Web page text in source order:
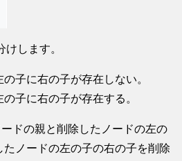
します。
子に右の子が存在しない。
子に右の子が存在する。
ドの親と削除したノードの左の
ノードの左の子の右の子を削除